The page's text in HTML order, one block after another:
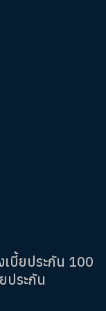
บี้ยประกัน 100
ประกัน